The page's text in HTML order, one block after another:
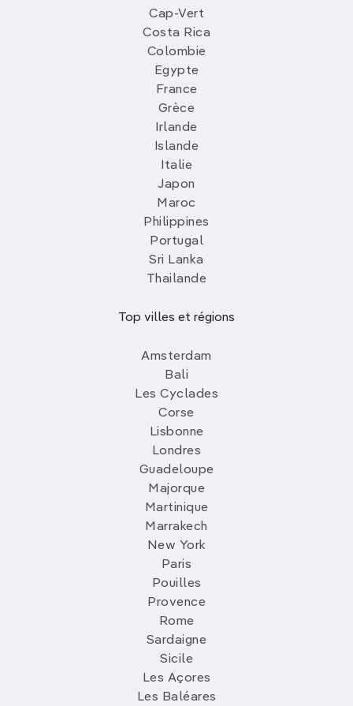
Cap-Vert
Costa Rica
Colombie
Egypte
France
Grèce
Irlande
Islande
Italie
Japon
Maroc
Philippines
Portugal
Sri Lanka
Thailande
Top villes et régions
Amsterdam
Bali
Les Cyclades
Corse
Lisbonne
Londres
Guadeloupe
Majorque
Martinique
Marrakech
New York
Paris
Pouilles
Provence
Rome
Sardaigne
Sicile
Les Açores
Les Baléares